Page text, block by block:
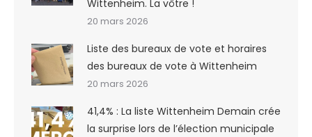
Wittenheim. La vôtre !
20 mars 2026
Liste des bureaux de vote et horaires
des bureaux de vote à Wittenheim
20 mars 2026
41,4% : La liste Wittenheim Demain crée
la surprise lors de l’élection municipale